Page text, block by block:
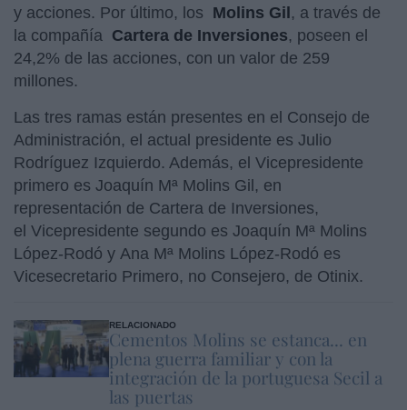
y acciones. Por último, los Molins Gil, a través de
la compañía Cartera de Inversiones, poseen el
24,2% de las acciones, con un valor de 259
millones.
Las tres ramas están presentes en el Consejo de
Administración, el actual presidente es Julio
Rodríguez Izquierdo. Además, el Vicepresidente
primero es Joaquín Mª Molins Gil, en
representación de Cartera de Inversiones,
el Vicepresidente segundo es Joaquín Mª Molins
López-Rodó y Ana Mª Molins López-Rodó es
Vicesecretario Primero, no Consejero, de Otinix.
RELACIONADO
Cementos Molins se estanca... en
plena guerra familiar y con la
integración de la portuguesa Secil a
las puertas